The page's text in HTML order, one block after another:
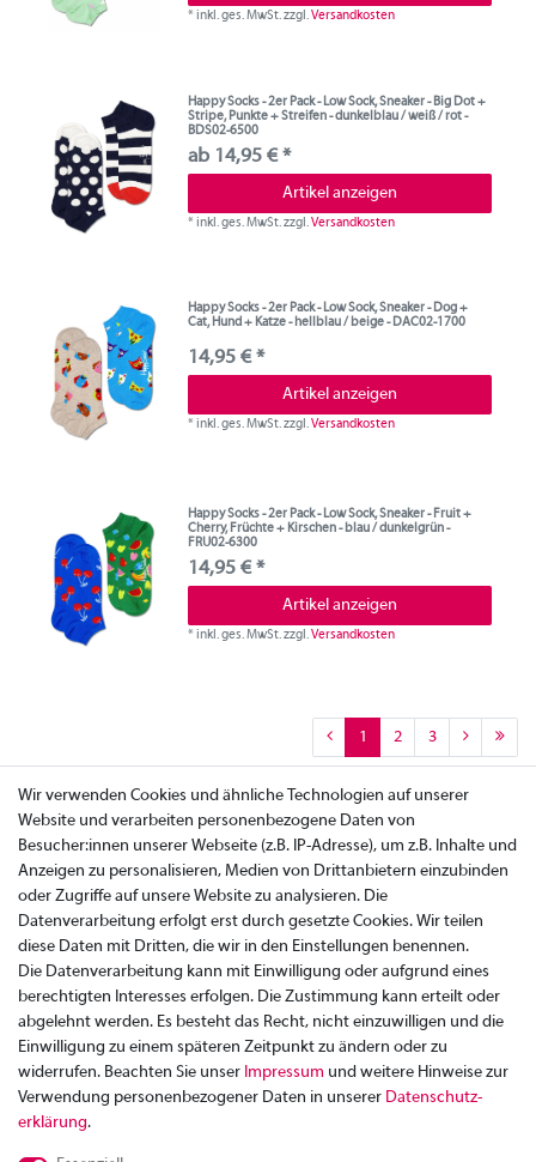
*inkl. ges. MwSt.zzgl.Versandkosten
Happy Socks - 2er Pack - Low Sock, Sneaker - Big Dot +
Stripe, Punkte + Streifen - dunkelblau / weiß / rot -
BDS02-6500
ab 14,95 € *
Artikel anzeigen
*inkl. ges. MwSt.zzgl.Versandkosten
Happy Socks - 2er Pack - Low Sock, Sneaker - Dog +
Cat, Hund + Katze - hellblau / beige - DAC02-1700
14,95 € *
Artikel anzeigen
*inkl. ges. MwSt.zzgl.Versandkosten
Happy Socks - 2er Pack - Low Sock, Sneaker - Fruit +
Cherry, Früchte + Kirschen - blau / dunkelgrün -
FRU02-6300
14,95 € *
Artikel anzeigen
*inkl. ges. MwSt.zzgl.Versandkosten
1 2 3
Zahlung
Wir verwenden Cookies und ähnliche Technologien auf unserer
Website und verarbeiten personenbezogene Daten von
Besucher:innen unserer Webseite (z.B. IP-Adresse), um z.B. Inhalte und
Anzeigen zu personalisieren, Medien von Drittanbietern einzubinden
oder Zugriffe auf unsere Website zu analysieren. Die
Datenverarbeitung erfolgt erst durch gesetzte Cookies. Wir teilen
diese Daten mit Dritten, die wir in den Einstellungen benennen.
Die Datenverarbeitung kann mit Einwilligung oder aufgrund eines
berechtigten Interesses erfolgen. Die Zustimmung kann erteilt oder
abgelehnt werden. Es besteht das Recht, nicht einzuwilligen und die
Einwilligung zu einem späteren Zeitpunkt zu ändern oder zu
widerrufen. Beachten Sie unser Impressum und weitere Hinweise zur
Verwendung personenbezogener Daten in unserer Daten­schutz­
erklärung.